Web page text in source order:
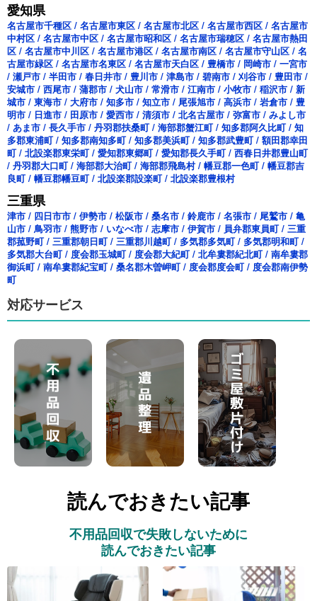
愛知県
名古屋市千種区 / 名古屋市東区 / 名古屋市北区 / 名古屋市西区 / 名古屋市
中村区 / 名古屋市中区 / 名古屋市昭和区 / 名古屋市瑞穂区 / 名古屋市熱田
区 / 名古屋市中川区 / 名古屋市港区 / 名古屋市南区 / 名古屋市守山区 / 名
古屋市緑区 / 名古屋市名東区 / 名古屋市天白区 / 豊橋市 / 岡崎市 / 一宮市
/ 瀬戸市 / 半田市 / 春日井市 / 豊川市 / 津島市 / 碧南市 / 刈谷市 / 豊田市 /
安城市 / 西尾市 / 蒲郡市 / 犬山市 / 常滑市 / 江南市 / 小牧市 / 稲沢市 / 新
城市 / 東海市 / 大府市 / 知多市 / 知立市 / 尾張旭市 / 高浜市 / 岩倉市 / 豊
明市 / 日進市 / 田原市 / 愛西市 / 清須市 / 北名古屋市 / 弥富市 / みよし市
/ あま市 / 長久手市 / 丹羽郡扶桑町/ 海部郡蟹江町/ 知多郡阿久比町/ 知
多郡東浦町/ 知多郡南知多町/ 知多郡美浜町/ 知多郡武豊町/ 額田郡幸田
町/ 北設楽郡東栄町/ 愛知郡東郷町/ 愛知郡長久手町/ 西春日井郡豊山町
/ 丹羽郡大口町/ 海部郡大治町/ 海部郡飛島村/ 幡豆郡一色町/ 幡豆郡吉
良町/ 幡豆郡幡豆町/ 北設楽郡設楽町/ 北設楽郡豊根村
三重県
津市 / 四日市市 / 伊勢市 / 松阪市 / 桑名市 / 鈴鹿市 / 名張市 / 尾鷲市 / 亀
山市 / 鳥羽市 / 熊野市 / いなべ市 / 志摩市 / 伊賀市 / 員弁郡東員町/ 三重
郡菰野町/ 三重郡朝日町/ 三重郡川越町/ 多気郡多気町/ 多気郡明和町/
多気郡大台町/ 度会郡玉城町/ 度会郡大紀町/ 北牟婁郡紀北町/ 南牟婁郡
御浜町/ 南牟婁郡紀宝町/ 桑名郡木曽岬町/ 度会郡度会町/ 度会郡南伊勢
町
対応サービス
読んでおきたい記事
不用品回収で失敗しないために
読んでおきたい記事